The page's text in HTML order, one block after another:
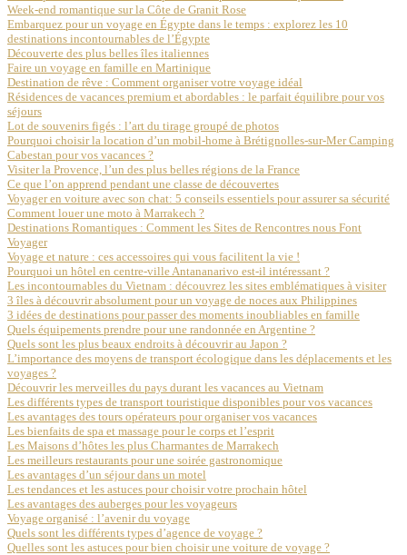
Week-end romantique sur la Côte de Granit Rose
Embarquez pour un voyage en Égypte dans le temps : explorez les 10
destinations incontournables de l’Égypte
Découverte des plus belles îles italiennes
Faire un voyage en famille en Martinique
Destination de rêve : Comment organiser votre voyage idéal
Résidences de vacances premium et abordables : le parfait équilibre pour vos
séjours
Lot de souvenirs figés : l’art du tirage groupé de photos
Pourquoi choisir la location d’un mobil-home à Brétignolles-sur-Mer Camping
Cabestan pour vos vacances ?
Visiter la Provence, l’un des plus belles régions de la France
Ce que l’on apprend pendant une classe de découvertes
Voyager en voiture avec son chat: 5 conseils essentiels pour assurer sa sécurité
Comment louer une moto à Marrakech ?
Destinations Romantiques : Comment les Sites de Rencontres nous Font
Voyager
Voyage et nature : ces accessoires qui vous facilitent la vie !
Pourquoi un hôtel en centre-ville Antananarivo est-il intéressant ?
Les incontournables du Vietnam : découvrez les sites emblématiques à visiter
3 îles à découvrir absolument pour un voyage de noces aux Philippines
3 idées de destinations pour passer des moments inoubliables en famille
Quels équipements prendre pour une randonnée en Argentine ?
Quels sont les plus beaux endroits à découvrir au Japon ?
L’importance des moyens de transport écologique dans les déplacements et les
voyages ?
Découvrir les merveilles du pays durant les vacances au Vietnam
Les différents types de transport touristique disponibles pour vos vacances
Les avantages des tours opérateurs pour organiser vos vacances
Les bienfaits de spa et massage pour le corps et l’esprit
Les Maisons d’hôtes les plus Charmantes de Marrakech
Les meilleurs restaurants pour une soirée gastronomique
Les avantages d’un séjour dans un motel
Les tendances et les astuces pour choisir votre prochain hôtel
Les avantages des auberges pour les voyageurs
Voyage organisé : l’avenir du voyage
Quels sont les différents types d’agence de voyage ?
Quelles sont les astuces pour bien choisir une voiture de voyage ?